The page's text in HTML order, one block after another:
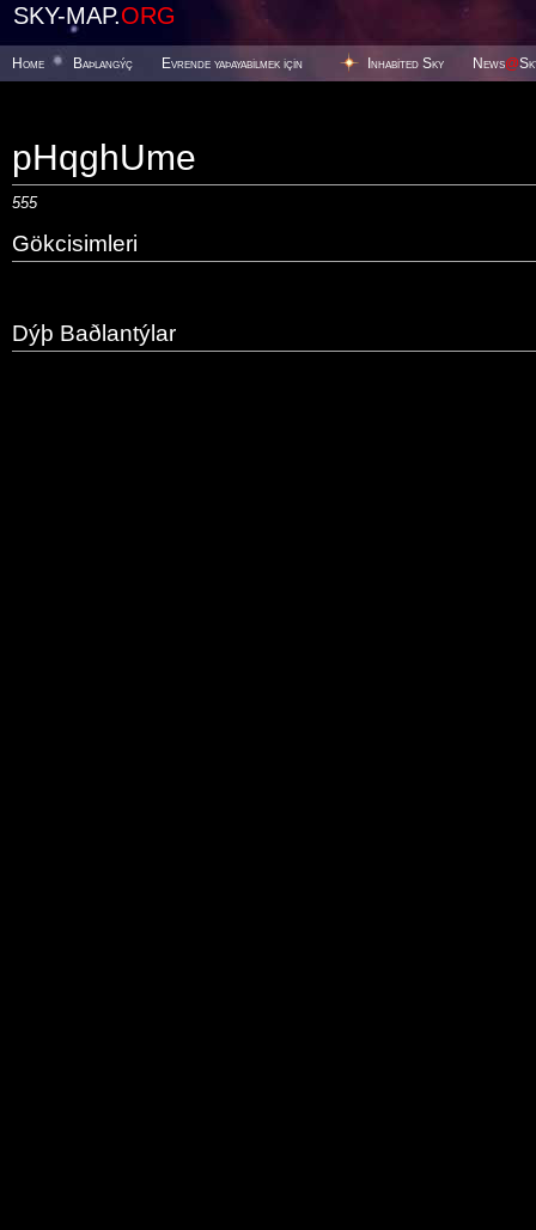
SKY-MAP.ORG
Home Baþlangýç Evrende yaþayabilmek için Inhabited Sky News@
pHqghUme
555
Gökcisimleri
Dýþ Baðlantýlar